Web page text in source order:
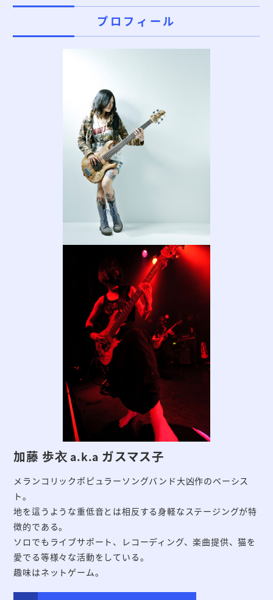
プロフィール
加藤 歩衣 a.k.a ガスマス子
メランコリックポピュラーソングバンド大凶作のベーシス
ト。
地を這うような重低音とは相反する身軽なステージングが特
徴的である。
ソロでもライブサポート、レコーディング、楽曲提供、猫を
愛でる等様々な活動をしている。
趣味はネットゲーム。